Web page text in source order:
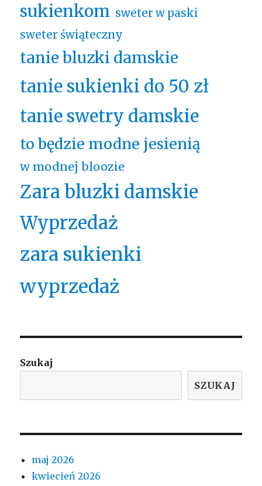
sukienkom sweter w paski
sweter świąteczny
tanie bluzki damskie
tanie sukienki do 50 zł
tanie swetry damskie
to będzie modne jesienią
w modnej bloozie
Zara bluzki damskie
Wyprzedaż
zara sukienki
wyprzedaż
Szukaj
SZUKAJ
maj 2026
kwiecień 2026